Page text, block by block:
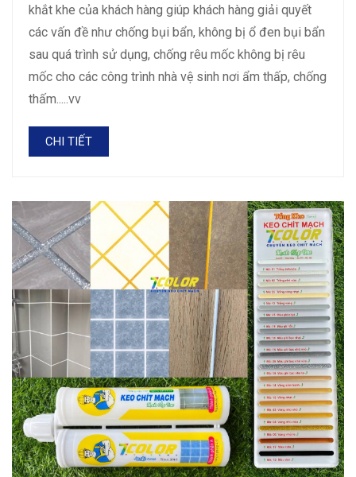
khắt khe của khách hàng giúp khách hàng giải quyết
các vấn đề như chống bụi bẩn, không bị ổ đen bụi bẩn
sau quá trình sử dụng, chống rêu mốc không bị rêu
mốc cho các công trình nhà vệ sinh nơi ẩm thấp, chống
thấm.....vv
CHI TIẾT